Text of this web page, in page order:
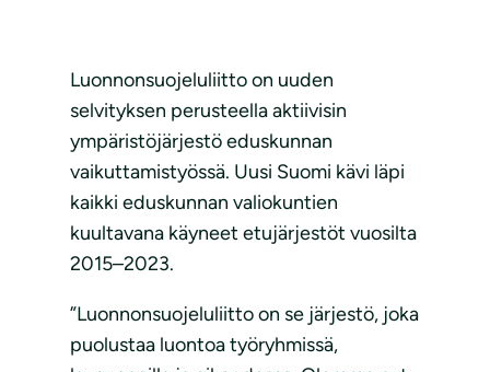
Luonnonsuojeluliitto on uuden
selvityksen perusteella aktiivisin
ympäristöjärjestö eduskunnan
vaikuttamistyössä. Uusi Suomi kävi läpi
kaikki eduskunnan valiokuntien
kuultavana käyneet etujärjestöt vuosilta
2015–2023.
”Luonnonsuojeluliitto on se järjestö, joka
puolustaa luontoa työryhmissä,